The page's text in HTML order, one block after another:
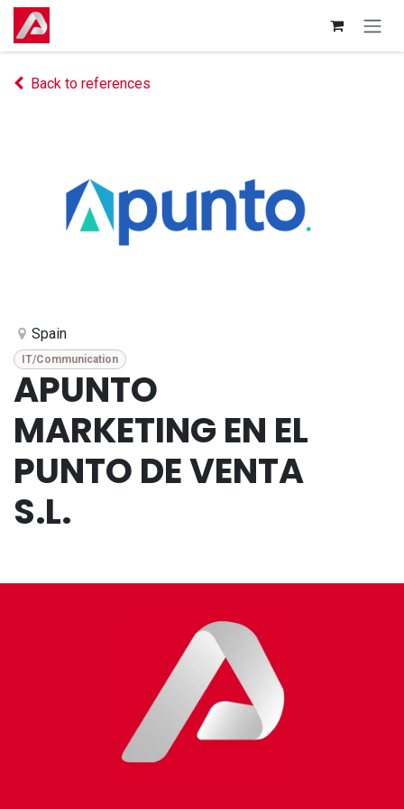
Skip to Content
Back to references
Spain
IT/Communication
APUNTO
MARKETING EN EL
PUNTO DE VENTA
S.L.